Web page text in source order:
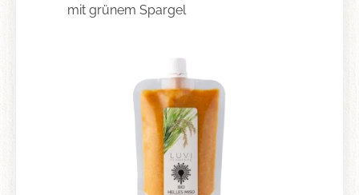
mit grünem Spargel